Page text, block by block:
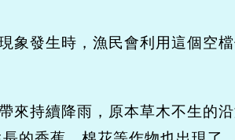
象發生時，漁民會利用這個空
來持續降雨，原本草木不生的